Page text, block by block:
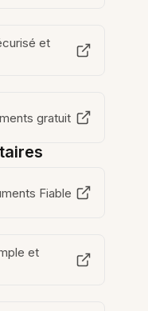
et
gratuit
Fiable
et